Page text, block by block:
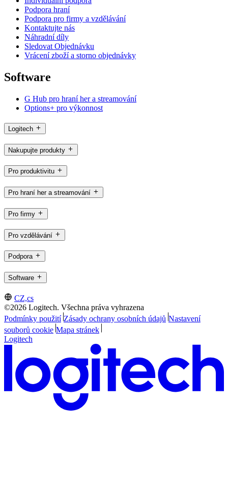
Podpora hraní
Podpora pro firmy a vzdělávání
Kontaktujte nás
Náhradní díly
Sledovat Objednávku
Vrácení zboží a storno objednávky
Software
G Hub pro hraní her a streamování
Options+ pro výkonnost
Logitech
Nakupujte produkty
Pro produktivitu
Pro hraní her a streamování
Pro firmy
Pro vzdělávání
Podpora
Software
CZ,cs
©2026 Logitech. Všechna práva vyhrazena
Podmínky použití Zásady ochrany osobních údajů Nastavení
souborů cookie Mapa stránek
Logitech